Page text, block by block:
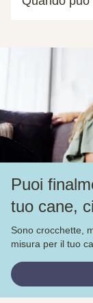
Puoi
tuo cane,
Sono crocchette,
misura per il tuo